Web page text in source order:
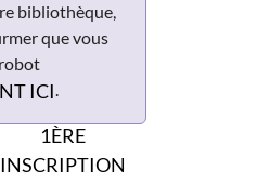
bibliothèque,
que vous
ICI.
1ÈRE
INSCRIPTION